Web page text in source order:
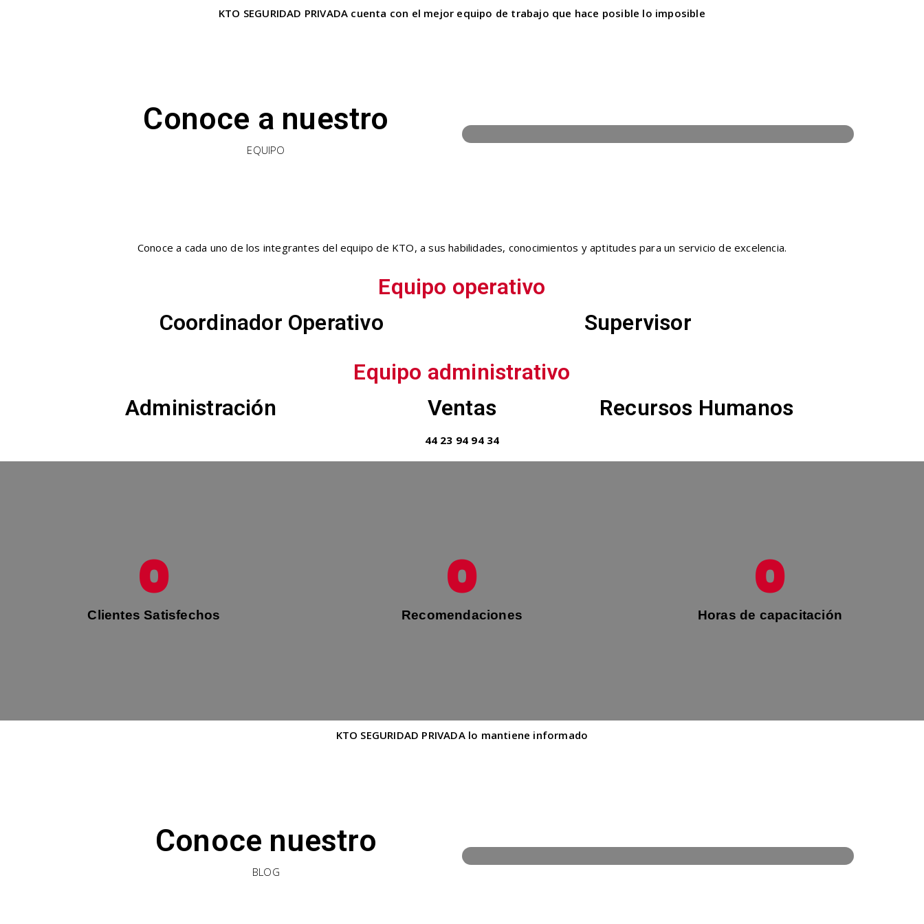
KTO SEGURIDAD PRIVADA cuenta con el mejor equipo de trabajo que hace posible lo imposible
Conoce a nuestro
EQUIPO
Conoce a cada uno de los integrantes del equipo de KTO, a sus habilidades, conocimientos y aptitudes para un servicio de excelencia.
Equipo operativo
Coordinador Operativo
Supervisor
Equipo administrativo
Administración
Ventas Recursos Humanos
44 23 94 94 34
0
Clientes Satisfechos
0
Recomendaciones
0
Horas de capacitación​
KTO SEGURIDAD PRIVADA lo mantiene informado
Conoce nuestro
BLOG